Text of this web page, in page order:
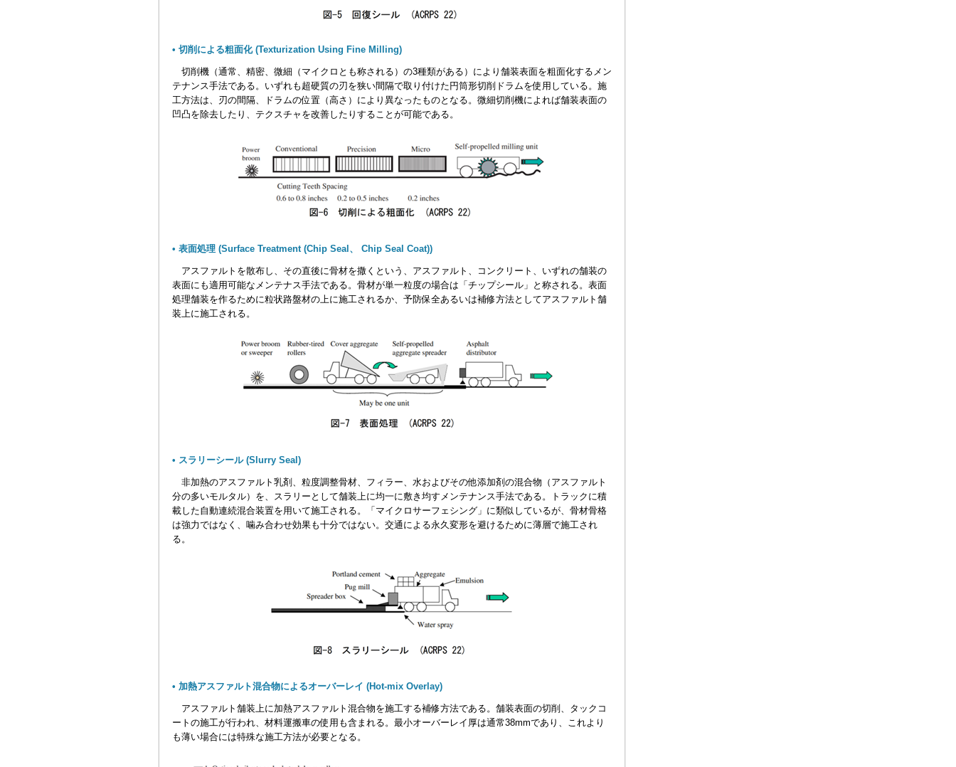
• 切削による粗面化 (Texturization Using Fine Milling)
切削機（通常、精密、微細（マイクロとも称される）の3種類がある）により舗装表面を粗面化するメン
テナンス手法である。いずれも超硬質の刃を狭い間隔で取り付けた円筒形切削ドラムを使用している。施
工方法は、刃の間隔、ドラムの位置（高さ）により異なったものとなる。微細切削機によれば舗装表面の
凹凸を除去したり、テクスチャを改善したりすることが可能である。
• 表面処理 (Surface Treatment (Chip Seal、 Chip Seal Coat))
アスファルトを散布し、その直後に骨材を撒くという、アスファルト、コンクリート、いずれの舗装の
表面にも適用可能なメンテナス手法である。骨材が単一粒度の場合は「チップシール」と称される。表面
処理舗装を作るために粒状路盤材の上に施工されるか、予防保全あるいは補修方法としてアスファルト舗
装上に施工される。
• スラリーシール (Slurry Seal)
非加熱のアスファルト乳剤、粒度調整骨材、フィラー、水およびその他添加剤の混合物（アスファルト
分の多いモルタル）を、スラリーとして舗装上に均一に敷き均すメンテナンス手法である。トラックに積
載した自動連続混合装置を用いて施工される。「マイクロサーフェシング」に類似しているが、骨材骨格
は強力ではなく、噛み合わせ効果も十分ではない。交通による永久変形を避けるために薄層で施工され
る。
• 加熱アスファルト混合物によるオーバーレイ (Hot-mix Overlay)
アスファルト舗装上に加熱アスファルト混合物を施工する補修方法である。舗装表面の切削、タックコ
ートの施工が行われ、材料運搬車の使用も含まれる。最小オーバーレイ厚は通常38mmであり、これより
も薄い場合には特殊な施工方法が必要となる。